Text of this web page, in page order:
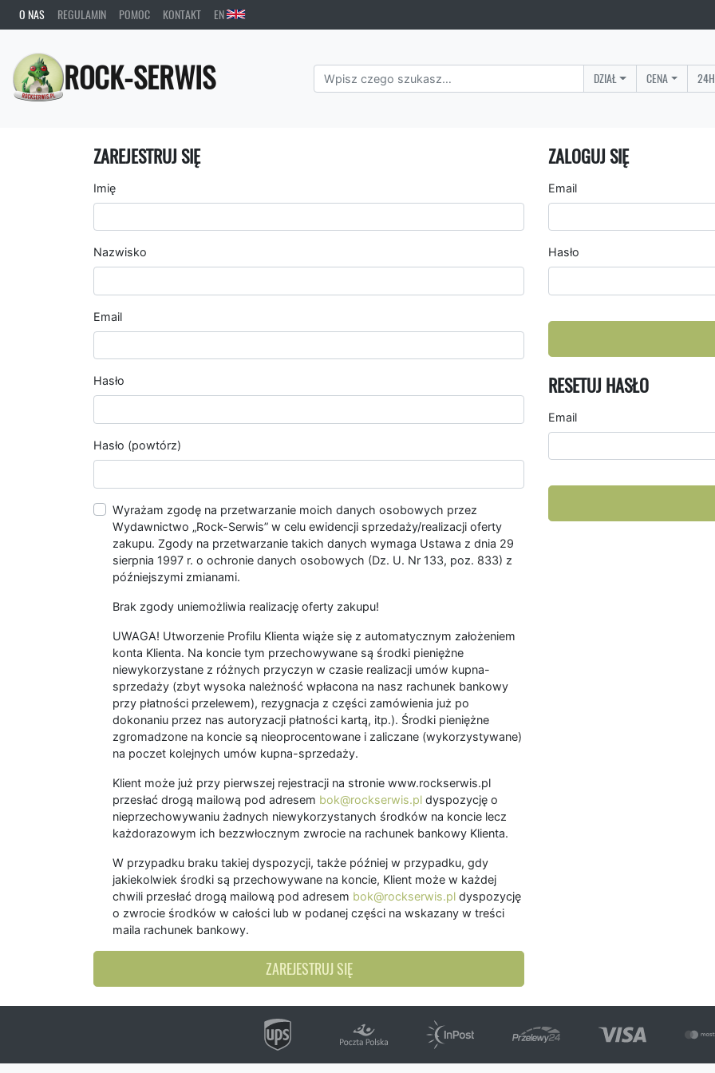
O NAS REGULAMIN POMOC KONTAKT EN
ROCK-SERWIS DZIAŁ CENA
ZAREJESTRUJ SIĘ
Imię
Nazwisko
Email
Hasło
Hasło (powtórz)
Wyrażam zgodę na przetwarzanie moich danych osobowych przez
Wydawnictwo „Rock-Serwis” w celu ewidencji sprzedaży/realizacji oferty
zakupu. Zgody na przetwarzanie takich danych wymaga Ustawa z dnia 29
sierpnia 1997 r. o ochronie danych osobowych (Dz. U. Nr 133, poz. 833) z
późniejszymi zmianami.
Brak zgody uniemożliwia realizację oferty zakupu!
UWAGA! Utworzenie Profilu Klienta wiąże się z automatycznym założeniem
konta Klienta. Na koncie tym przechowywane są środki pieniężne
niewykorzystane z różnych przyczyn w czasie realizacji umów kupna-
sprzedaży (zbyt wysoka należność wpłacona na nasz rachunek bankowy
przy płatności przelewem), rezygnacja z części zamówienia już po
dokonaniu przez nas autoryzacji płatności kartą, itp.). Środki pieniężne
zgromadzone na koncie są nieoprocentowane i zaliczane (wykorzystywane)
na poczet kolejnych umów kupna-sprzedaży.
Klient może już przy pierwszej rejestracji na stronie www.rockserwis.pl
przesłać drogą mailową pod adresem bok@rockserwis.pl dyspozycję o
nieprzechowywaniu żadnych niewykorzystanych środków na koncie lecz
każdorazowym ich bezzwłocznym zwrocie na rachunek bankowy Klienta.
W przypadku braku takiej dyspozycji, także później w przypadku, gdy
jakiekolwiek środki są przechowywane na koncie, Klient może w każdej
chwili przesłać drogą mailową pod adresem bok@rockserwis.pl dyspozycję
o zwrocie środków w całości lub w podanej części na wskazany w treści
maila rachunek bankowy.
ZAREJESTRUJ SIĘ
ZALOGUJ SIĘ
Email
Hasło
RESETUJ HASŁO
Email